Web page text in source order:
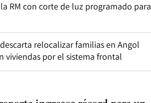
RM con corte de luz programado para
relocalizar familias en Angol
viviendas por el sistema frontal